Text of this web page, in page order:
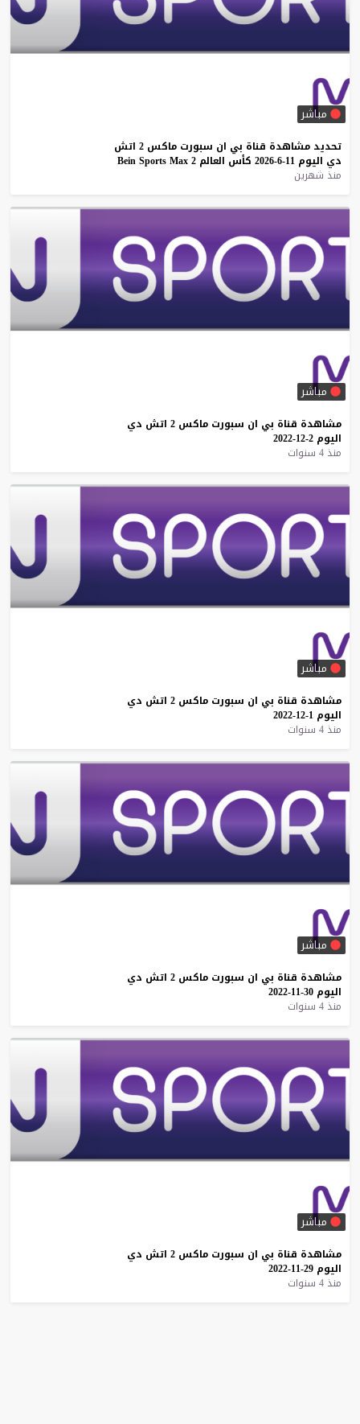
مباشر
تحديد مشاهدة قناة بي ان سبورت ماكس 2 اتش
دي اليوم 11-6-2026 كأس العالم Bein Sports Max 2
منذ شهرين
مباشر
مشاهدة قناة بي ان سبورت ماكس 2 اتش دي
اليوم 2-12-2022
منذ 4 سنوات
مباشر
مشاهدة قناة بي ان سبورت ماكس 2 اتش دي
اليوم 1-12-2022
منذ 4 سنوات
مباشر
مشاهدة قناة بي ان سبورت ماكس 2 اتش دي
اليوم 30-11-2022
منذ 4 سنوات
مباشر
مشاهدة قناة بي ان سبورت ماكس 2 اتش دي
اليوم 29-11-2022
منذ 4 سنوات